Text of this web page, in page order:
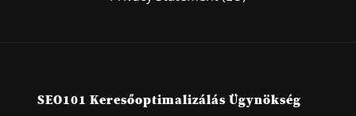
SEO101 Keresőoptimalizálás Ügynökség